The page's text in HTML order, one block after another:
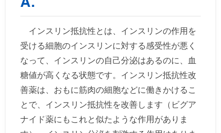
インスリンポンプ
グリコアルブミン
インスリン抵抗性とは、インスリンの作用を
受ける細胞のインスリンに対する感受性が悪く
なって、インスリンの自己分泌はあるのに、血
糖値が高くなる状態です。インスリン抵抗性改
善薬は、おもに筋肉の細胞などに働きかけるこ
とで、インスリン抵抗性を改善します（ビグア
ナイド薬にもこれと似たような作用がありま